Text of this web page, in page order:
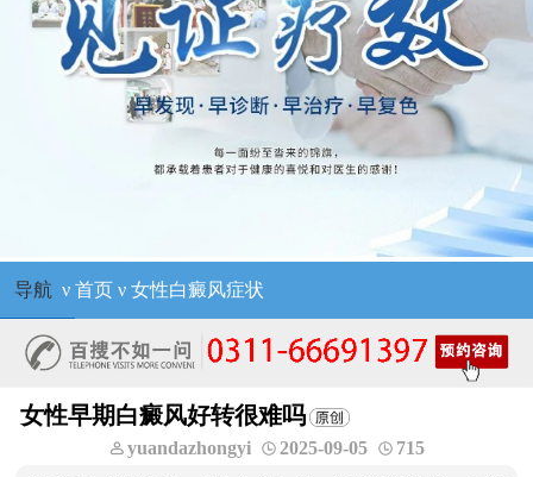
导航 ν 首页ν 女性白癜风症状
女性早期白癜风好转很难吗
yuandazhongyi 2025-09-05 715